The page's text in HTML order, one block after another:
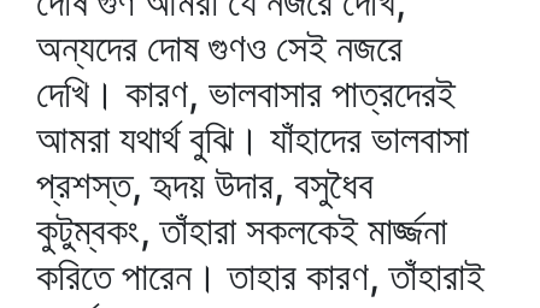
অন্যদের দোষ গুণও সেই নজরে
দেখি। কারণ, ভালবাসার পাত্রদেরই
আমরা যথার্থ বুঝি। যাঁহাদের ভালবাসা
প্রশস্ত, হৃদয় উদার, বসুধৈব
কুটুম্বকং, তাঁহারা সকলকেই মার্জ্জনা
করিতে পারেন। তাহার কারণ, তাঁহারাই